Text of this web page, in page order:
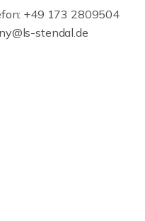
+49 173 2809504
stendal.de